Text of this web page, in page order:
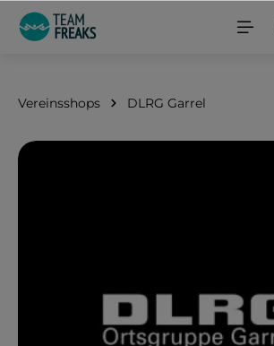
springen
Vereinsshops DLRG Garrel